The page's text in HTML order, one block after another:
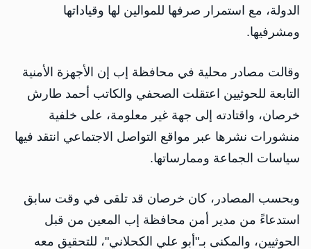
الدولة، مع استمرار صرفها للموالين لها وقياداتها
ومشرفيها.
وقالت مصادر محلية في محافظة إب إن الأجهزة الأمنية
التابعة للحوثيين اعتقلت الصحفي والكاتب أحمد طارش
خرصان، واقتادته إلى جهة غير معلومة، على خلفية
منشورات نشرها عبر مواقع التواصل الاجتماعي انتقد فيها
سياسات الجماعة وممارساتها.
وبحسب المصادر، كان خرصان قد تلقى في وقت سابق
استدعاءً من مدير أمن محافظة إب المعين من قبل
الحوثيين، والمكنى بـ"أبو علي الكحلاني"، للتحقيق معه